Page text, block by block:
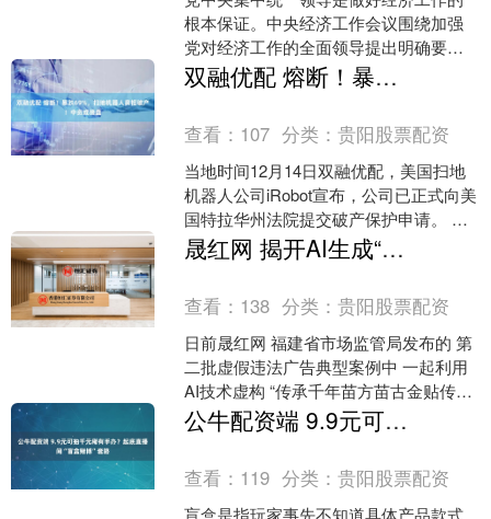
根本保证。中央经济工作会议围绕加强
党对经济工作的全面领导提出明确要求
展鹏配资，强调各地区各部门结合实
际、因地制宜，全面落实党中....
双融优配 熔断！暴跌69%，扫地机器人鼻祖破产！中资或接盘
查看： 107 分类：贵阳股票配资
当地时间12月14日双融优配，美国扫地
机器人公司iRobot宣布，公司已正式向美
国特拉华州法院提交破产保护申请。 公
司周一（12月15日）开盘后大幅下跌，
截至发....
晟红网 揭开AI生成“非遗传承人”幕后真相！灰色产业链曝光......
查看： 138 分类：贵阳股票配资
日前晟红网 福建省市场监管局发布的 第
二批虚假违法广告典型案例中 一起利用
AI技术虚构 “传承千年苗方苗古金贴传承
人” “第56代苗古金贴传承人”等 人物形象
的....
公牛配资端 9.9元可抽千元稀有手办？起底直播间“盲盒赌博”套路
查看： 119 分类：贵阳股票配资
盲盒是指玩家事先不知道具体产品款式